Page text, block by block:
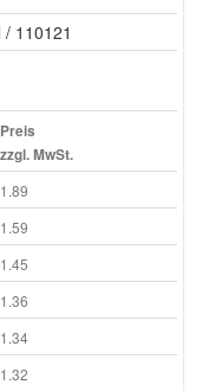
/ 110121
Preis
zzgl. MwSt.
1.89
1.59
1.45
1.36
1.34
1.32